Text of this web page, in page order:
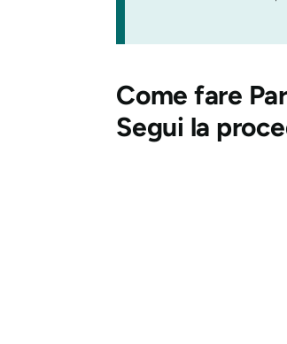
Come fare
Segui la